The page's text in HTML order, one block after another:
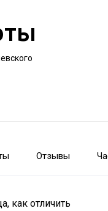
Отзывы
как отличить